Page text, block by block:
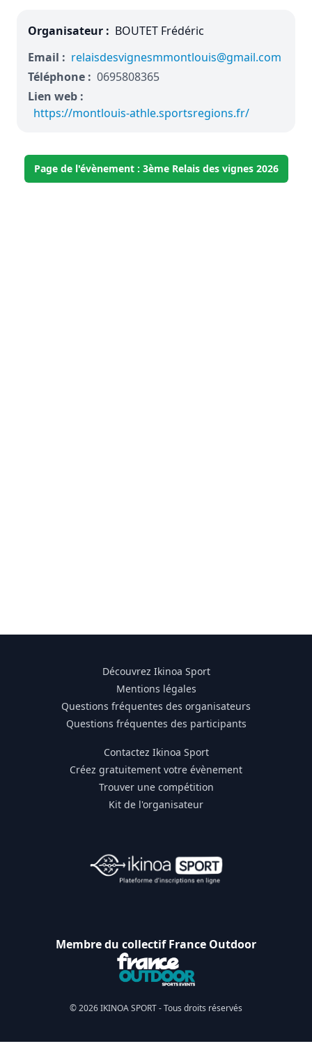
Organisateur : BOUTET Frédéric
Email : relaisdesvignesmmontlouis@gmail.com
Téléphone : 0695808365
Lien web :
https://montlouis-athle.sportsregions.fr/
Page de l'évènement : 3ème Relais des vignes 2026
Découvrez Ikinoa Sport
Mentions légales
Questions fréquentes des organisateurs
Questions fréquentes des participants
Contactez Ikinoa Sport
Créez gratuitement votre évènement
Trouver une compétition
Kit de l'organisateur
Membre du collectif France Outdoor
© 2026 IKINOA SPORT - Tous droits réservés